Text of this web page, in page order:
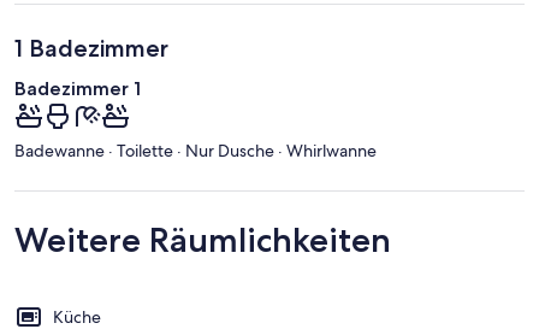
1 Badezimmer
Badezimmer 1
Badewanne · Toilette · Nur Dusche · Whirlwanne
Weitere Räumlichkeiten
Küche